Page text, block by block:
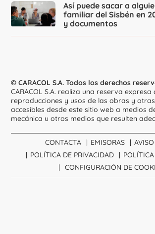
Así puede sacar a
familiar del Sisbén en
y documentos
© CARACOL S.A. Todos los derechos
CARACOL S.A. realiza una reserva expresa
reproducciones y usos de las obras y
accesibles desde este sitio web a medios
mecánica u otros medios que resulten
CONTACTA EMISORAS
POLÍTICA DE PRIVACIDAD
CONFIGURACIÓN DE